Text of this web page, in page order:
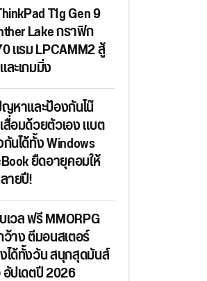
T1g Gen 9
Lake กราฟิก
แรม LPCAMM2 สู้
ะเกมมิ่ง
หาและป้องกันโน๊
อมด้วยตัวเอง แบต
นได้ทั้ง Windows
ยืดอายุคอมให้
ายปี!
เวล ฟรี MMORPG
าง ตีมอนสเตอร์
ได้ทั้งวัน สนุกสุดมันส์
ปเดตปี 2026